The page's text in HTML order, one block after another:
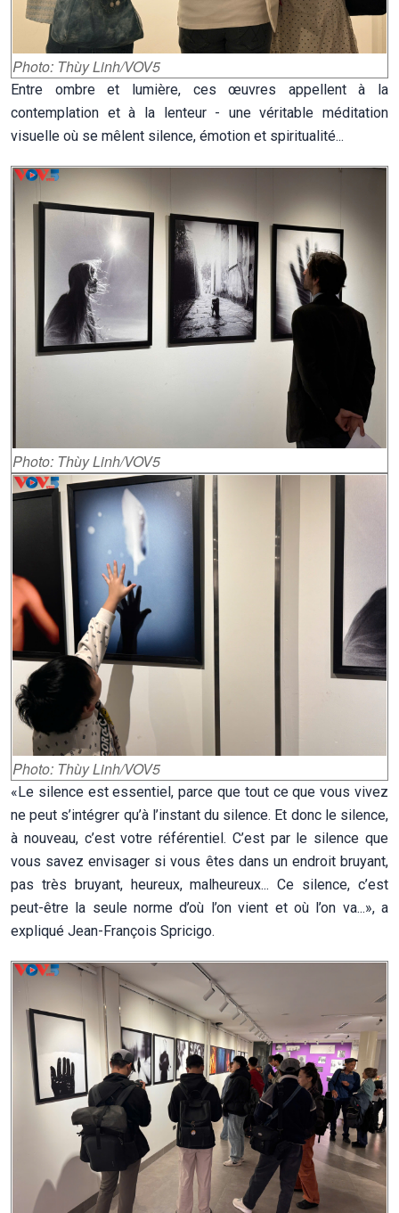
Photo: Thùy Linh/VOV5
Entre ombre et lumière, ces œuvres appellent à la
contemplation et à la lenteur - une véritable méditation
visuelle où se mêlent silence, émotion et spiritualité...
Photo: Thùy Linh/VOV5
Photo: Thùy Linh/VOV5
«Le silence est essentiel, parce que tout ce que vous vivez
ne peut s’intégrer qu’à l’instant du silence. Et donc le silence,
à nouveau, c’est votre référentiel. C’est par le silence que
vous savez envisager si vous êtes dans un endroit bruyant,
pas très bruyant, heureux, malheureux... Ce silence, c’est
peut-être la seule norme d’où l’on vient et où l’on va...», a
expliqué Jean-François Spricigo.